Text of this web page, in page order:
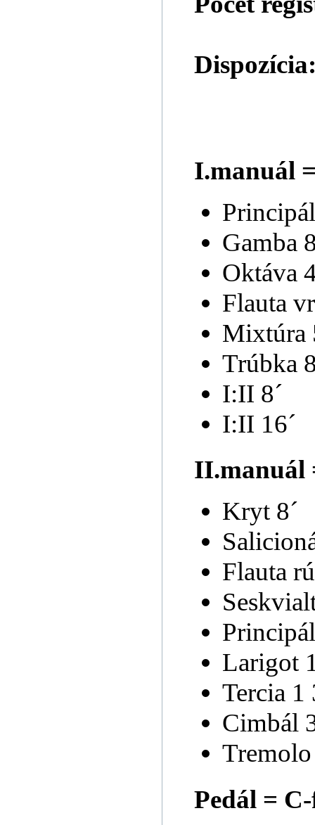
I.manuál
Gamba
Oktáva
Flauta
Mixtúra
Trúbka
I:II 8´
I:II 16´
II.manuál
Kryt 8´
Flauta
Larigot
Tercia 1
Cimbál
Tremolo
Pedál =